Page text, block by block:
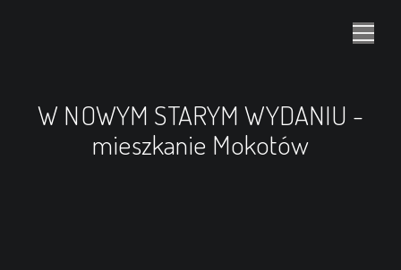
W NOWYM STARYM WYDANIU -
mieszkanie Mokotów